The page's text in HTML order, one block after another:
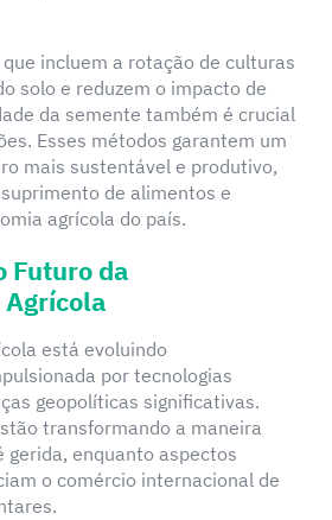
incluem a rotação de culturas
solo e reduzem o impacto de
da semente também é crucial
Esses métodos garantem um
mais sustentável e produtivo,
de alimentos e
agrícola do país.
Futuro da
está evoluindo
por tecnologias
geopolíticas significativas.
transformando a maneira
gerida, enquanto aspectos
o comércio internacional de